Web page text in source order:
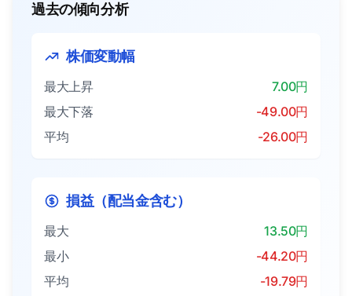
過去の傾向分析
株価変動幅
最大上昇
7.00円
最大下落
-49.00円
平均
-26.00円
損益（配当金含む）
最大
13.50円
最小
-44.20円
平均
-19.79円